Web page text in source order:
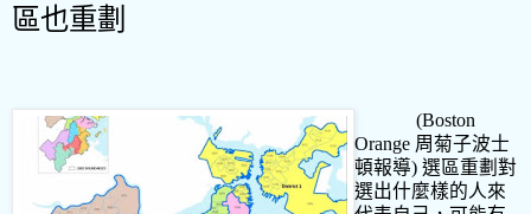
區也重劃
(Boston
Orange 周菊子波士
頓報導) 選區重劃對
選出什麼樣的人來